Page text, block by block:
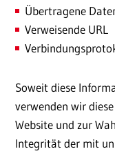
Übertragene
Verweisende URL
Soweit diese
verwenden wir
Website und zur
Integrität der mit